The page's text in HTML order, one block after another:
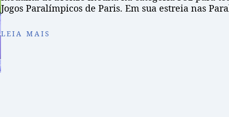
Jogos Paralímpicos de Paris. Em sua estreia nas
LEIA MAIS